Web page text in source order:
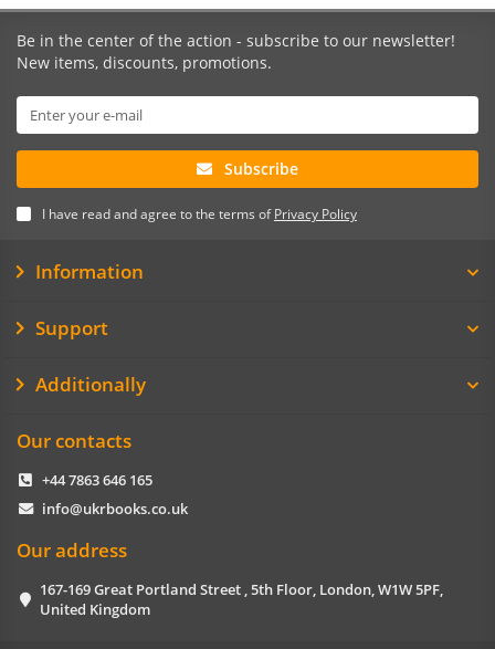
Be in the center of the action - subscribe to our newsletter!
New items, discounts, promotions.
Subscribe
I have read and agree to the terms ofPrivacy Policy
Information
Support
Additionally
Our contacts
+44 7863 646 165
info@ukrbooks.co.uk
Our address
167-169 Great Portland Street , 5th Floor, London, W1W 5PF,
United Kingdom